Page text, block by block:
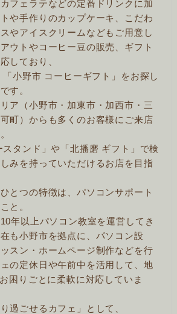
フェラテなどの定番ドリンクに加
や手作りのカップケーキ、こだわ
やアイスクリームなどもご用意し
ウトやコーヒー豆の販売、ギフト
しており、
「小野市 コーヒーギフト」をお探し
す。
ア（小野市・加東市・加西市・三
町）からも多くのお客様にご来店
スタンド」や「北播磨 ギフト」で検
みを持っていただけるお店を目指
とつの特徴は、パソコンサポート
と。
年以上パソコン教室を運営してき
も小野市を拠点に、パソコン設
スン・ホームページ制作などを行
の定休日や午前中を活用して、地
困りごとに柔軟に対応していま
過ごせるカフェ」として、